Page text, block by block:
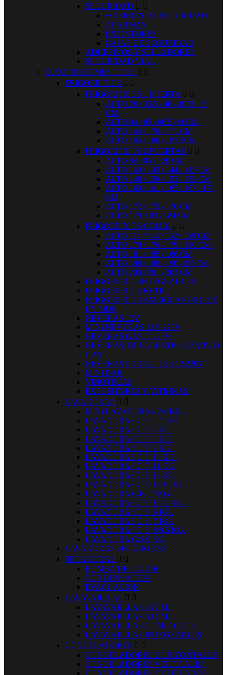
SEGURIDAD  
+CIERRES DE SEGURIDAD
ALARMAS
EXTINTORES
CAJAS DE SEGURIDAD
ADHESIVOS Y SELLADORES
SEGURIDAD VIAL
ELECTRODOMESTICOS  
FRIGORIFÍCOS  
FRIGORÍFICOS 1 PUERTA  
ALTO 28 / 33,5 / 40 / 49,50, 55
CM.
ALTO 84 / 85 / 86,5 / 90CM.
ALTO 144 / 170 / 171 CM
ALTO 185 / 186 / 187,5CM.
FRIGORÍFICOS 2 PUERTAS  
ALTO 84 / 85 / 129 CM
ALTO 140 / 143 / 144 / 145 CM
ALTO 148 / 150 / 152 / 159 CM
ALTO 160 / 161 / 165 / 167 / 170
CM
ALTO 172 / 175 / 176 CM
ALTO 179 /183 / 184 CM
FRIGORÍFICOS COMBI  
ALTO 114 / 144 / 152 / 159 CM.
ALTO 170 / 176 / 179 / 180 CM.
ALTO 181 / 185 / 186 CM
ALTO 188 / 189 / 190 /195 CM
ALTO 200 / 201 / 203 CM
FRIGORÍFICO INTEGRABLES
FRIGORIFICOS RETRO
FRIGORIFICOS AMERICANOS SIDE
BY SIDE
NEVERAS 12V
MINI NEVERAS 12V 220V
NEVERAS GAS O 220V
NEVERAS TRIVALENTES 12/220V O
GAS
NEVERAS PORTATILES 12/220V
MINI BAR
VINOTECAS
EXPOSITORES Y VITRINAS.
LAVADORAS  
MINI LAVADORAS 2/4 KG.
LAVADORAS C.F. 5 / 6 KG.
LAVADORAS C.F. 7 KG.
LAVADORAS C.F. 8 KG.
LAVADORAS C.F. 9 KG.
LAVADORAS C.F. 10 KG.
LAVADORAS C.F. 11 KG.
LAVADORAS C.F. 12 KG.
LAVADORAS C.F. 13/14 KG.
LAVADORA C.F. 17 KG.
LAVADORAS C.F. 18/20 KG.
LAVADORAS C.S. 6 KG.
LAVADORAS C.S. 7 KG.
LAVADORAS C.S. 8/8,5 KG.
LAVADORA C.S.9 KG.
LAVADORAS SECADORAS
SECADORAS  
BOMBA DE CALOR
CONDENSACION
EVACUACION
LAVAVAJILLAS  
LAVAVAJILLAS 45 CM.
LAVAVAJILLAS 60 CM.
LAVAVAJILLAS COMPACTOS
LAVAVAJILLAS INTEGRABLES
CONGELADORES  
CONGELADORES HORIZONTALES
CONGELADORES VERTICALES
CONGELADORES DE HELADOS